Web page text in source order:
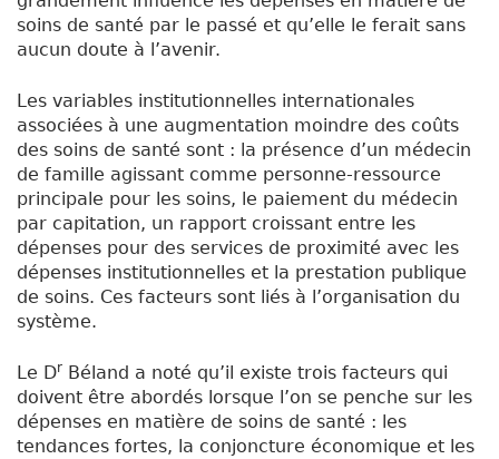
soins de santé par le passé et qu’elle le ferait sans
aucun doute à l’avenir.
Les variables institutionnelles internationales
associées à une augmentation moindre des coûts
des soins de santé sont : la présence d’un médecin
de famille agissant comme personne-ressource
principale pour les soins, le paiement du médecin
par capitation, un rapport croissant entre les
dépenses pour des services de proximité avec les
dépenses institutionnelles et la prestation publique
de soins. Ces facteurs sont liés à l’organisation du
système.
Le Dr Béland a noté qu’il existe trois facteurs qui
doivent être abordés lorsque l’on se penche sur les
dépenses en matière de soins de santé : les
tendances fortes, la conjoncture économique et les